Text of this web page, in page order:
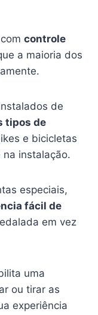
controle
a maioria dos
de
tipos de
e bicicletas
instalação.
especiais,
fácil de
em vez
uma
ou tirar as
experiência